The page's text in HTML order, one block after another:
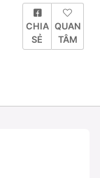
CHIA
SẺ
QUAN
TÂM